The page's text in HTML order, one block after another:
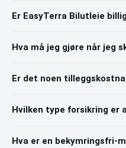
Er EasyTerra Bilutleie
Hva må jeg gjøre når jeg
Er det noen
Hvilken type forsikring er
Hva er en bekymringsfri-